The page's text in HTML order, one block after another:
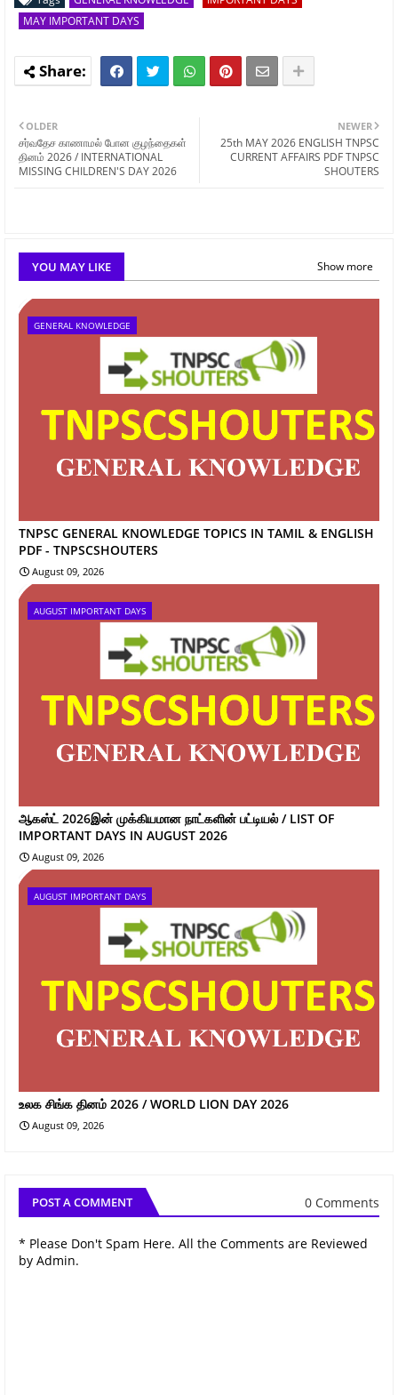
MAY IMPORTANT DAYS
NEWER
25th MAY 2026 ENGLISH TNPSC
CURRENT AFFAIRS PDF TNPSC
SHOUTERS
OLDER
சர்வதேச காணாமல் போன குழந்தைகள்
தினம் 2026 / INTERNATIONAL
MISSING CHILDREN'S DAY 2026
YOU MAY LIKE Show more
GENERAL KNOWLEDGE
TNPSC GENERAL KNOWLEDGE TOPICS IN TAMIL & ENGLISH
PDF - TNPSCSHOUTERS
August 09, 2026
AUGUST IMPORTANT DAYS
ஆகஸ்ட் 2026இன் முக்கியமான நாட்களின் பட்டியல் / LIST OF
IMPORTANT DAYS IN AUGUST 2026
August 09, 2026
AUGUST IMPORTANT DAYS
உலக சிங்க தினம் 2026 / WORLD LION DAY 2026
August 09, 2026
POST A COMMENT 0 Comments
* Please Don't Spam Here. All the Comments are Reviewed
by Admin.